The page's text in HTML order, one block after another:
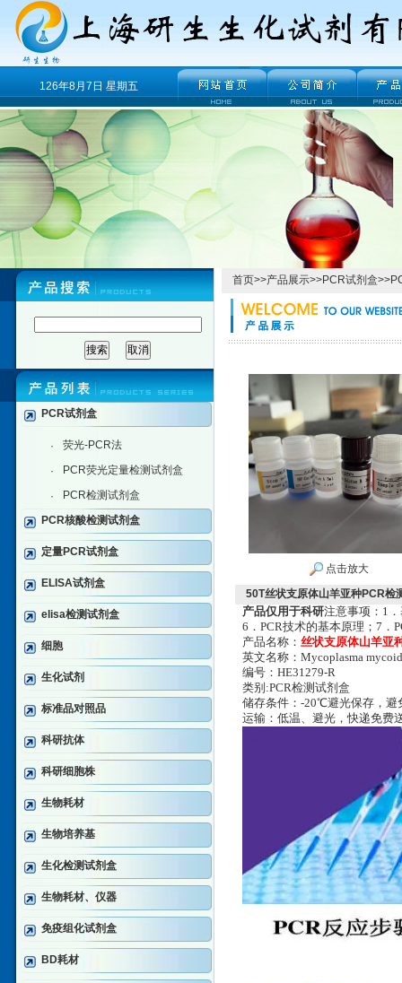
126年8月7日 星期五
PCR试剂盒
· 荧光-PCR法
· PCR荧光定量检测试剂盒
·
PCR检测试剂盒
PCR核酸检测试剂盒
定量PCR试剂盒
ELISA试剂盒
elisa检测试剂盒
细胞
生化试剂
标准品对照品
科研抗体
科研细胞株
生物耗材
生物培养基
生化检测试剂盒
生物耗材、仪器
免疫组化试剂盒
BD耗材
首页>>产品展示>>PCR试剂盒>>
点击放大
50T丝状支原体山羊亚种PCR检
产品仅用于科研注意事项：1
6．PCR技术的基本原理；7．
产品名称： 丝状支原体山羊亚
英文名称：Mycoplasma
编号：HE31279-R
类别:PCR检测试剂盒
储存条件：-20℃避光保存，避
运输：低温、避光，快递免费